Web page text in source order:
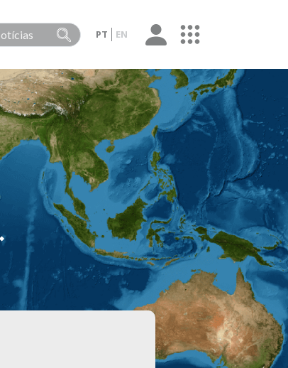
PT EN